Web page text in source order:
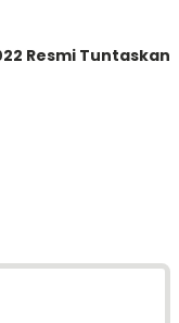
Resmi Tuntaskan